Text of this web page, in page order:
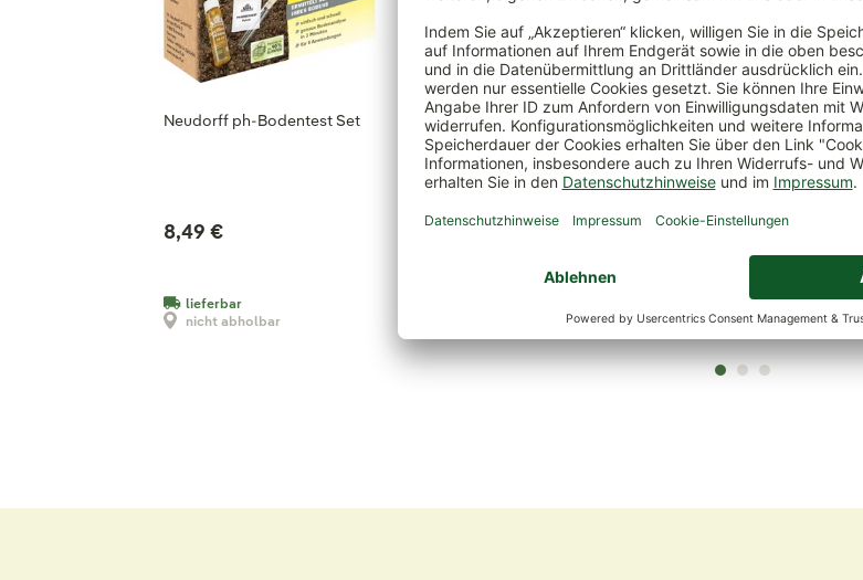
Neudorff ph-Bodentest Set
8,49 €
lieferbar
nicht abholbar
Neudorff Azet Rasenkalk, 5
kg
Variante:5 kg
Neudorff Finalsan®
Moosfrei
Variante:500 ml
13,99 €
lieferbar
nicht abholbar